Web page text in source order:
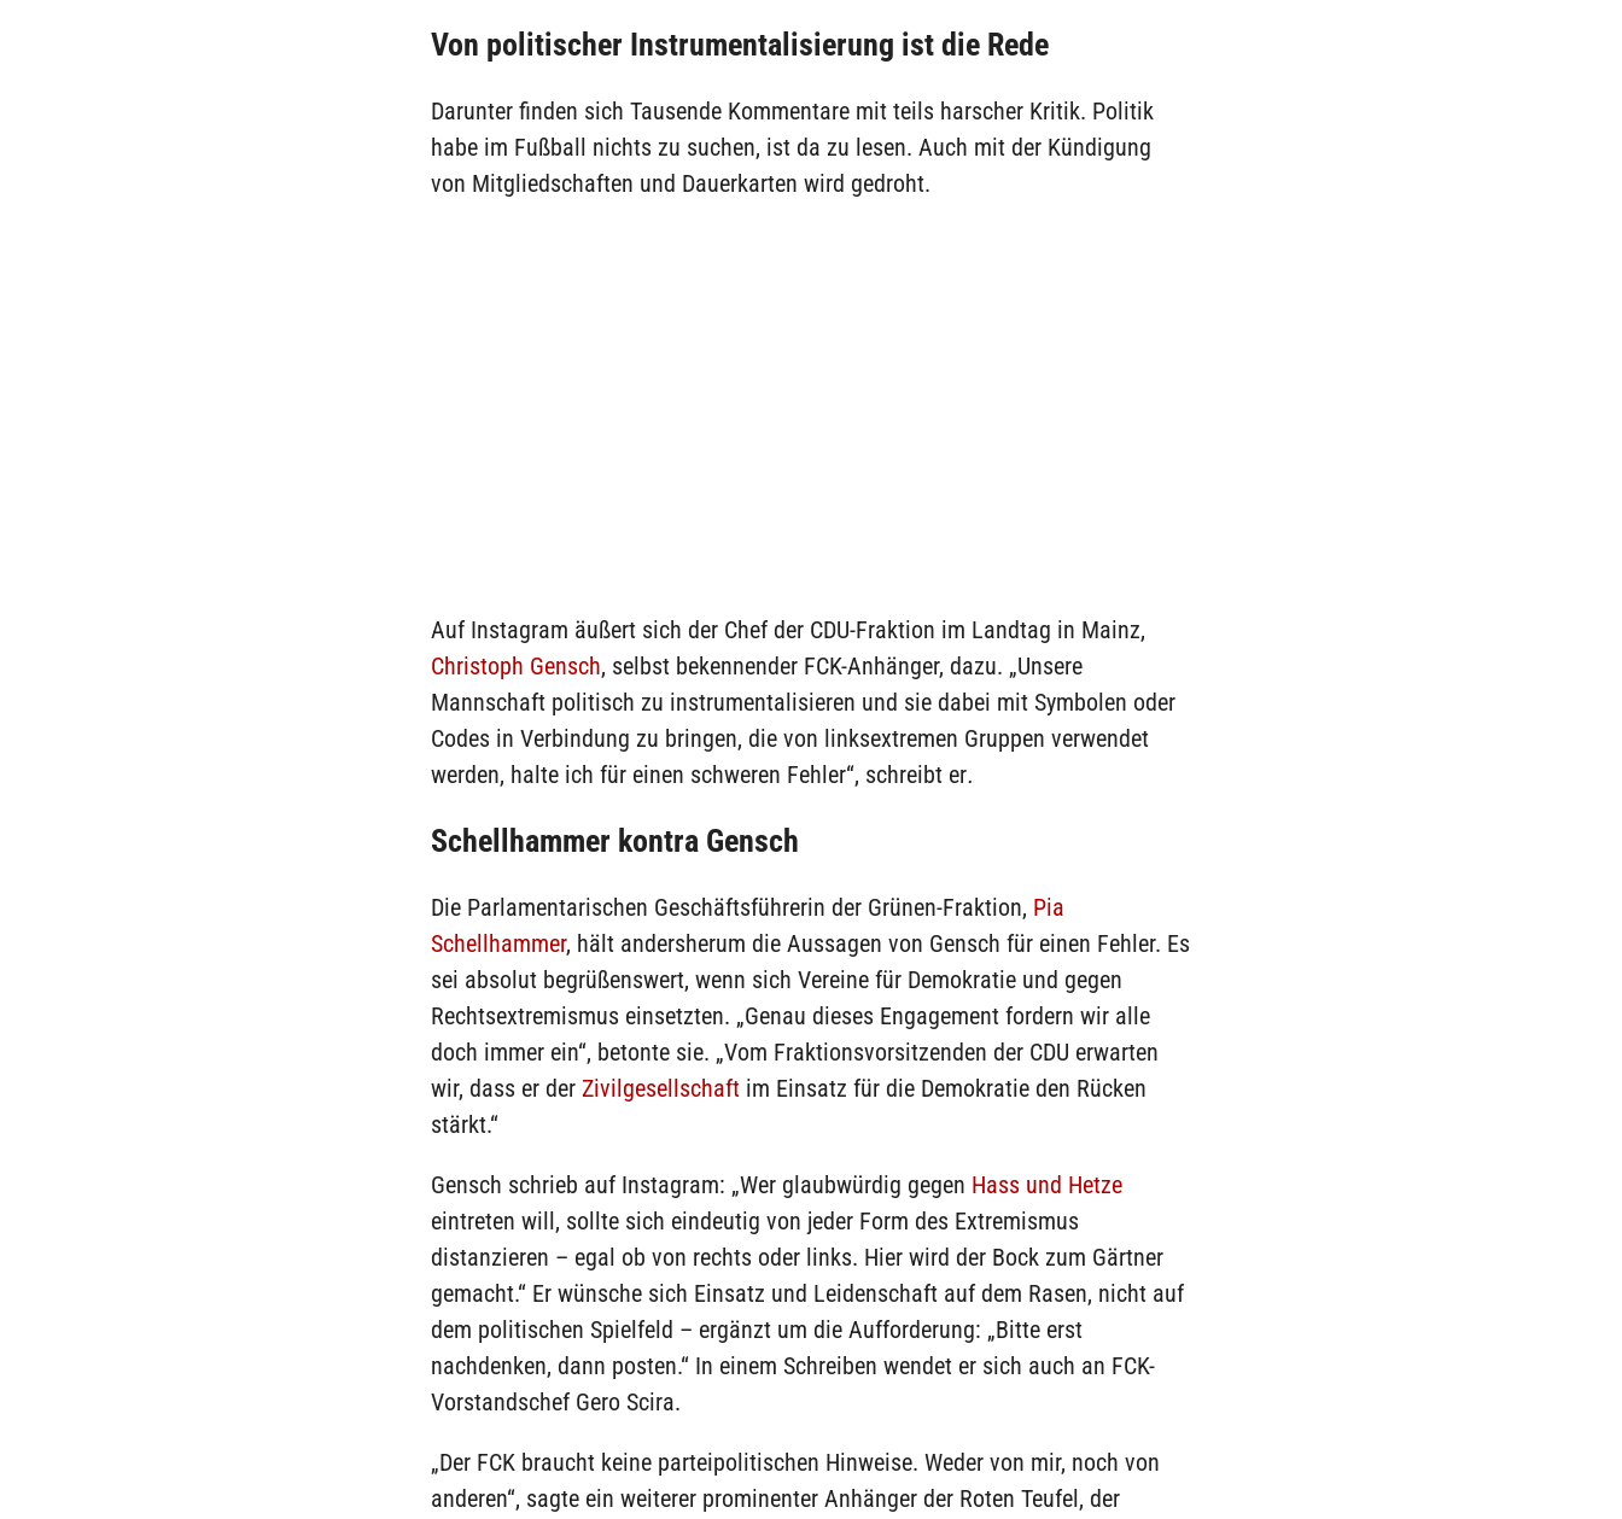
Von politischer Instrumentalisierung ist die Rede
Darunter finden sich Tausende Kommentare mit teils harscher Kritik. Politik
habe im Fußball nichts zu suchen, ist da zu lesen. Auch mit der Kündigung
von Mitgliedschaften und Dauerkarten wird gedroht.
Auf Instagram äußert sich der Chef der CDU-Fraktion im Landtag in Mainz,
Christoph Gensch, selbst bekennender FCK-Anhänger, dazu. „Unsere
Mannschaft politisch zu instrumentalisieren und sie dabei mit Symbolen oder
Codes in Verbindung zu bringen, die von linksextremen Gruppen verwendet
werden, halte ich für einen schweren Fehler“, schreibt er.
Schellhammer kontra Gensch
Die Parlamentarischen Geschäftsführerin der Grünen-Fraktion, Pia
Schellhammer, hält andersherum die Aussagen von Gensch für einen Fehler. Es
sei absolut begrüßenswert, wenn sich Vereine für Demokratie und gegen
Rechtsextremismus einsetzten. „Genau dieses Engagement fordern wir alle
doch immer ein“, betonte sie. „Vom Fraktionsvorsitzenden der CDU erwarten
wir, dass er der Zivilgesellschaft im Einsatz für die Demokratie den Rücken
stärkt.“
Gensch schrieb auf Instagram: „Wer glaubwürdig gegen Hass und Hetze
eintreten will, sollte sich eindeutig von jeder Form des Extremismus
distanzieren – egal ob von rechts oder links. Hier wird der Bock zum Gärtner
gemacht.“ Er wünsche sich Einsatz und Leidenschaft auf dem Rasen, nicht auf
dem politischen Spielfeld – ergänzt um die Aufforderung: „Bitte erst
nachdenken, dann posten.“ In einem Schreiben wendet er sich auch an FCK-
Vorstandschef Gero Scira.
„Der FCK braucht keine parteipolitischen Hinweise. Weder von mir, noch von
anderen“, sagte ein weiterer prominenter Anhänger der Roten Teufel, der